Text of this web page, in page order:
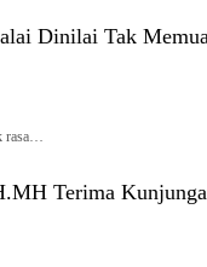
Dinilai Tak
rasa…
Terima